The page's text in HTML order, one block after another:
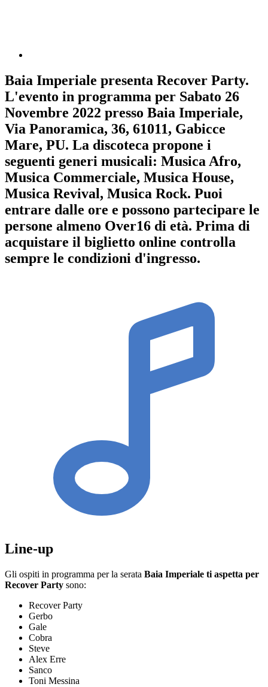
Baia Imperiale presenta Recover Party.
L'evento in programma per Sabato 26
Novembre 2022 presso Baia Imperiale,
Via Panoramica, 36, 61011, Gabicce
Mare, PU. La discoteca propone i
seguenti generi musicali: Musica Afro,
Musica Commerciale, Musica House,
Musica Revival, Musica Rock. Puoi
entrare dalle ore e possono partecipare le
persone almeno Over16 di età. Prima di
acquistare il biglietto online controlla
sempre le condizioni d'ingresso.
Line-up
Gli ospiti in programma per la serata Baia Imperiale ti aspetta per
Recover Party sono:
Recover Party
Gerbo
Gale
Cobra
Steve
Alex Erre
Sanco
Toni Messina